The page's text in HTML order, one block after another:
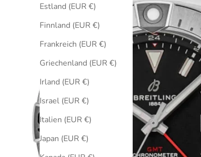
Estland (EUR €)
Finnland (EUR €)
Frankreich (EUR €)
Griechenland (EUR €)
Irland (EUR €)
Israel (EUR €)
Italien (EUR €)
Japan (EUR €)